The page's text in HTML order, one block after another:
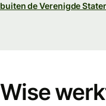
buiten de Verenigde
Wise